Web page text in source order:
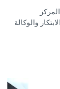
والوكالة